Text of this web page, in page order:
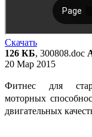
Скачать
126 КБ, 300808.doc
20 Мар 2015
Фитнес для
моторных
двигательных